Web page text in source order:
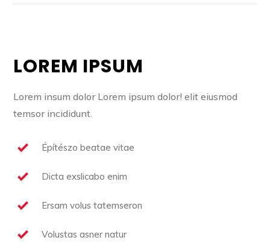
LOREM IPSUM
Lorem insum dolor Lorem ipsum dolor! elit eiusmod
temsor incididunt.
Építészo beatae vitae
Dicta exslicabo enim
Ersam volus tatemseron
Volustas asner natur